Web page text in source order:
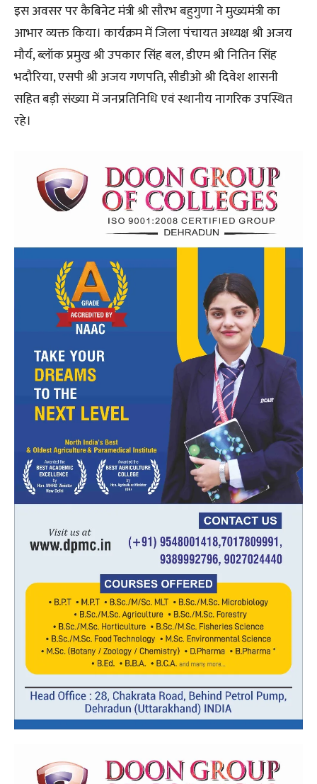
इस अवसर पर कैबिनेट मंत्री श्री सौरभ बहुगुणा ने मुख्यमंत्री का
आभार व्यक्त किया। कार्यक्रम में जिला पंचायत अध्यक्ष श्री अजय
मौर्य, ब्लॉक प्रमुख श्री उपकार सिंह बल, डीएम श्री नितिन सिंह
भदौरिया, एसपी श्री अजय गणपति, सीडीओ श्री दिवेश शासनी
सहित बड़ी संख्या में जनप्रतिनिधि एवं स्थानीय नागरिक उपस्थित
रहे।